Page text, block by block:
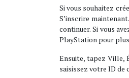
Si vous souhaitez
S’inscrire
continuer. Si vous
PlayStation pour
Ensuite, tapez Ville,
saisissez votre ID de